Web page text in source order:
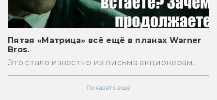
Пятая «Матрица» всё ещё в планах Warner
Bros.
Это стало известно из письма акционерам.
Показать ещё